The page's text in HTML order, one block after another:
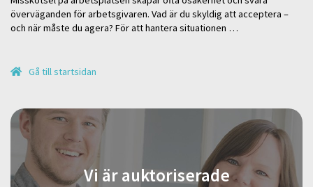
överväganden för arbetsgivaren. Vad är du skyldig att acceptera –
och när måste du agera? För att hantera situationen …
Gå till startsidan
Vi är auktoriserade